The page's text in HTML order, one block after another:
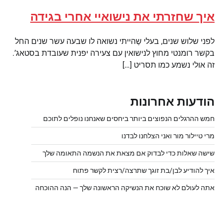
איך שחזרתי את נישואיי אחרי בגידה
לפני שלוש שנים, בעלי שֶהייתי נשואה לו שבעה עשר שנים החל
בקשר רומנטי מחוץ לנישואין עם צעירה יפנית שעובדת בסטאג’.
זה אולי נשמע כמו תסריט […]
הודעות אחרונות
חמש ההרגלים הנפוצים ביותר ביחסים שאנחנו נופלים לתוכם
מרי טיילור מור ואני הצלחנו לבדנו
שישה שאלות כדי לבדוק אם מצאת את הנשמה התאומה שלך
איך להודיע לבן/בת זוגך שתרצה/רצית לקשר פתוח
אתה לעולם לא שוכח את הנשיקה הראשונה שלך — הנה ההוכחה